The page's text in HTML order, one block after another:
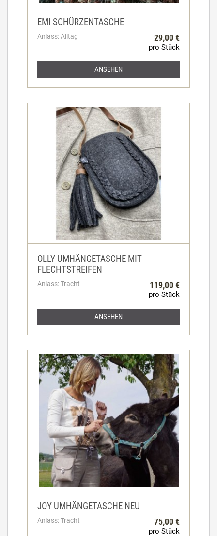
EMI SCHÜRZENTASCHE
Anlass: Alltag 29,00 €
pro Stück
ANSEHEN
OLLY UMHÄNGETASCHE MIT
FLECHTSTREIFEN
Anlass: Tracht 119,00 €
pro Stück
ANSEHEN
JOY UMHÄNGETASCHE NEU
Anlass: Tracht 75,00 €
pro Stück